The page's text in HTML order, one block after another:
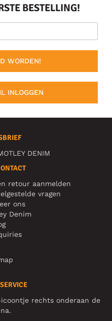
BESTELLING!
WORDEN!
INLOGGEN
DENIM
retour aanmelden
vragen
ons
Denim
rechts onderaan de